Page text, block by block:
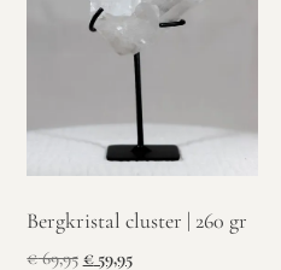
Bergkristal cluster | 260 gr
€69,95 €59,95